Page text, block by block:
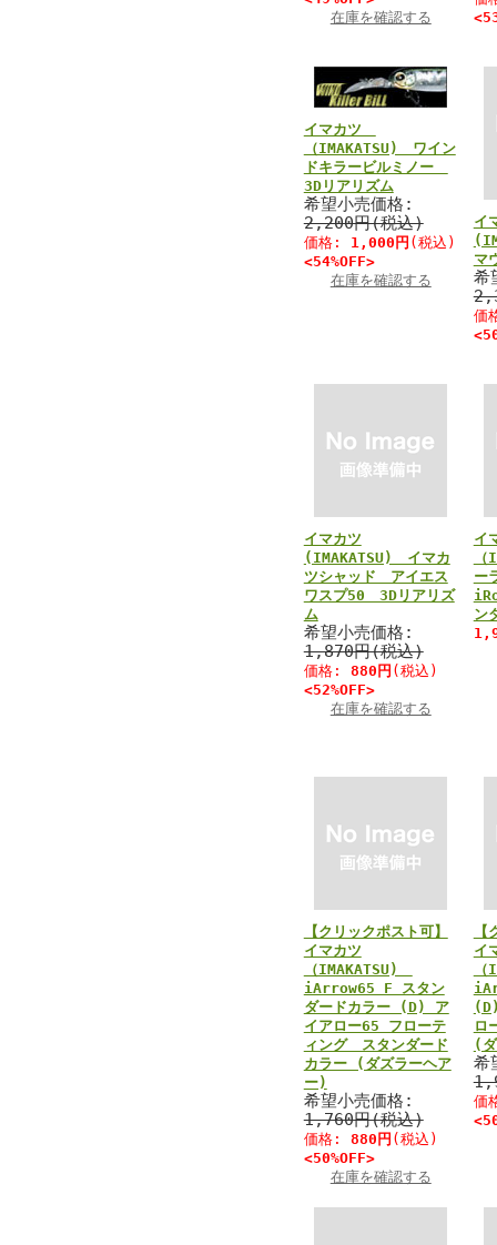
在庫を確認する
イマカツ
（IMAKATSU) ワイン
ドキラービルミノー
3Dリアリズム
希望小売価格:
2,200円(税込)
価格: 1,000円 (税込)
<54%OFF>
在庫を確認する
イ
マ
希
価
イマカツ
(IMAKATSU) イマカ
ツシャッド アイエス
ワスプ50 3Dリアリズ
ム
希望小売価格:
1,870円(税込)
価格: 880円 (税込)
<52%OFF>
在庫を確認する
イ
ー
ン
【クリックポスト可】
イマカツ
（IMAKATSU)
iArrow65 F スタン
ダードカラー (D) ア
イアロー65 フローテ
ィング スタンダード
カラー (ダズラーヘア
ー)
希望小売価格:
1,760円(税込)
価格: 880円 (税込)
<50%OFF>
在庫を確認する
イ
ロ
(
希
価